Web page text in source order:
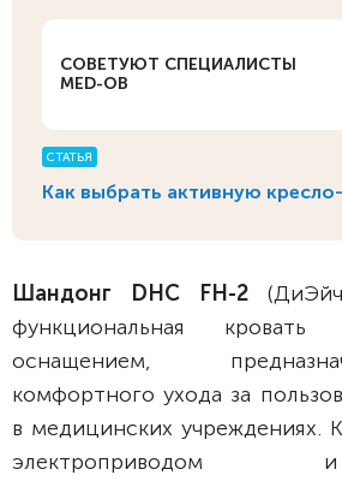
СОВЕТУЮТ СПЕЦИАЛИСТЫ
MED-OB
СТАТЬЯ
Как выбрать активную
Шандонг DHC FH-2
функциональная
оснащением,
комфортного ухода за
в медицинских учреждениях.